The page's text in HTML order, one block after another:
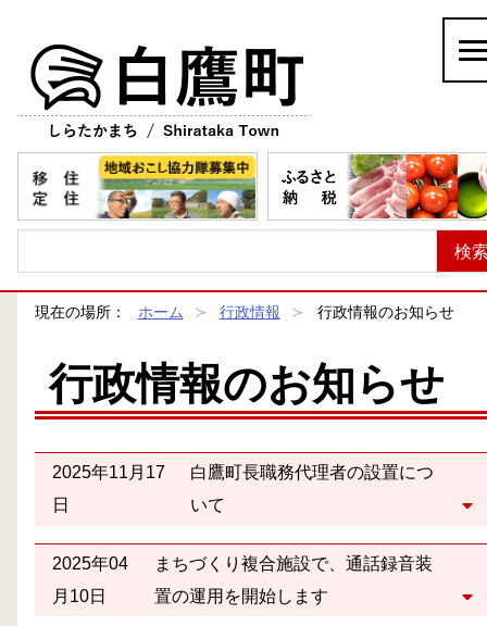
現在の場所： ホーム 行政情報 行政情報のお知らせ
行政情報のお知らせ
2025年11月17
日
白鷹町長職務代理者の設置につ
いて
2025年04
月10日
まちづくり複合施設で、通話録音装
置の運用を開始します